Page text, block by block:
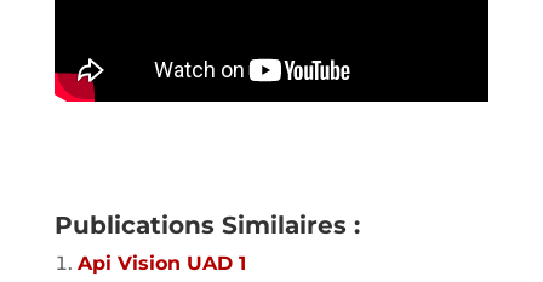
Publications Similaires :
Api Vision UAD 1